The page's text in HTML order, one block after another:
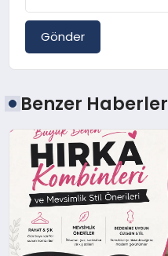
Gönder
Benzer Haberler